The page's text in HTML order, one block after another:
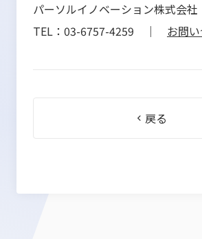
パーソルイノベーション株式会
TEL：03-6757-4259 ｜ お問
戻る